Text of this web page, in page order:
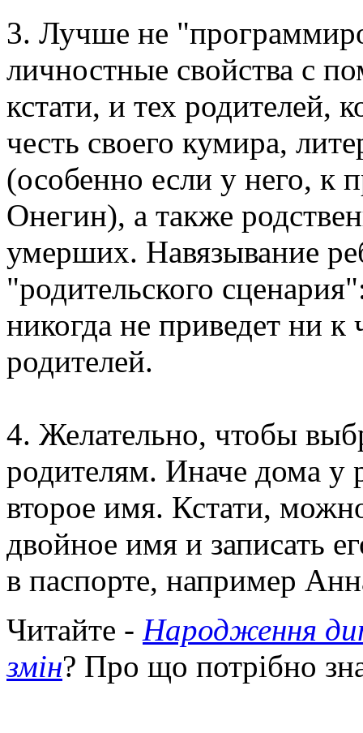
3. Лучше не
личностные свойства с
кстати, и тех
честь своего кумира,
(особенно если у него, к
Онегин), а также
умерших. Навязывание
"родительского
никогда не приведет ни
родителей.
4. Желательно, чтобы
родителям. Иначе дома у
второе имя. Кстати,
двойное имя и записать
в паспорте, например
Читайте - Народження
змін? Про що потрібно